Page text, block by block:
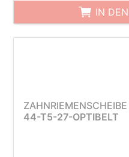
IN
44-T5-27-OPTIBELT